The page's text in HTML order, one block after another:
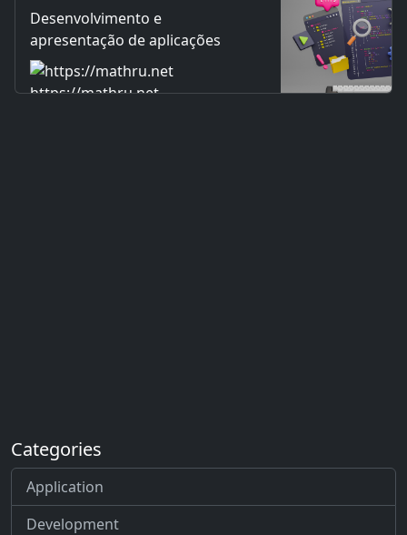
Desenvolvimento de
Aplicações com Flutter/Unity /
Produção de Música e Vídeo /
Distribuição de Materiais
Desenvolvimento e
apresentação de aplicações
utilizando Flutter e Unity.
Apresentação de música e
https://mathru.net
Categories
Application
Development